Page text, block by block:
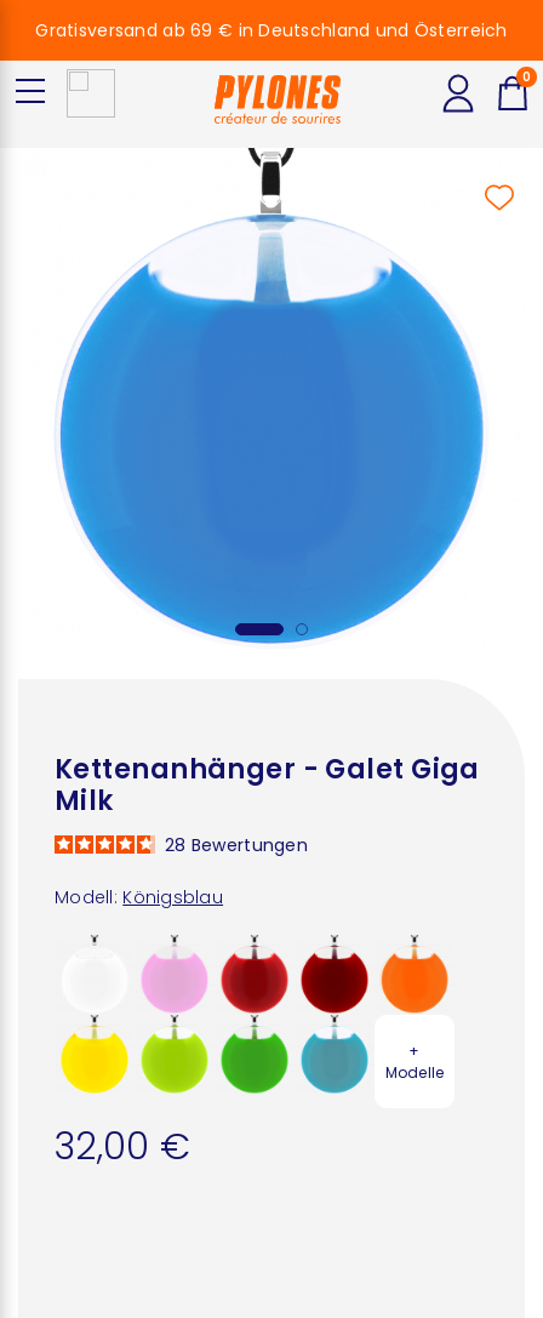
Kettenanhänger - Galet Giga
Milk
Modell: Königsblau
28 Bewertungen
+
Modelle
32,00 €
Gratisversand ab 69 € in Deutschland und Österreich
0